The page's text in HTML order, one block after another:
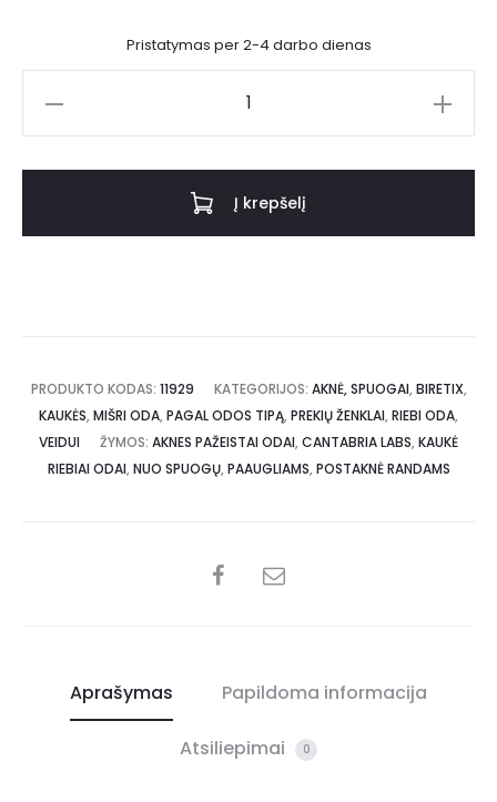
Pristatymas per 2-4 darbo dienas
Į krepšelį
PRODUKTO KODAS: 11929 KATEGORIJOS: AKNĖ, SPUOGAI, BIRETIX,
KAUKĖS, MIŠRI ODA, PAGAL ODOS TIPĄ, PREKIŲ ŽENKLAI, RIEBI ODA,
VEIDUI
ŽYMOS: AKNES PAŽEISTAI ODAI, CANTABRIA LABS, KAUKĖ
RIEBIAI ODAI, NUO SPUOGŲ, PAAUGLIAMS, POSTAKNĖ RANDAMS
Aprašymas Papildoma informacija
Atsiliepimai 0